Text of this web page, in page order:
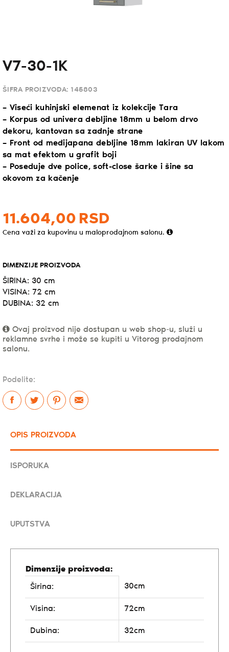
V7-30-1K
ŠIFRA PROIZVODA: 145803
– Viseći kuhinjski elemenat iz kolekcije Tara
– Korpus od univera debljine 18mm u belom drvo
dekoru, kantovan sa zadnje strane
– Front od medijapana debljine 18mm lakiran UV lakom
sa mat efektom u grafit boji
– Poseduje dve police, soft-close šarke i šine sa
okovom za kačenje
11.604,00 RSD
Cena važi za kupovinu u maloprodajnom salonu.
DIMENZIJE PROIZVODA
ŠIRINA: 30 cm
VISINA: 72 cm
DUBINA: 32 cm
Ovaj proizvod nije dostupan u web shop-u, služi u
reklamne svrhe i može se kupiti u Vitorog prodajnom
salonu.
Podelite:
OPIS PROIZVODA
ISPORUKA
DEKLARACIJA
UPUTSTVA
Dimenzije proizvoda:
Širina:
30cm
Visina: 72cm
Dubina: 32cm